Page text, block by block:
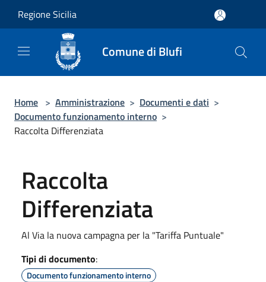
Regione Sicilia
Comune di Blufi
Home > Amministrazione > Documenti e dati >
Documento funzionamento interno >
Raccolta Differenziata
Raccolta
Differenziata
Al Via la nuova campagna per la "Tariffa Puntuale"
Tipi di documento:
Documento funzionamento interno